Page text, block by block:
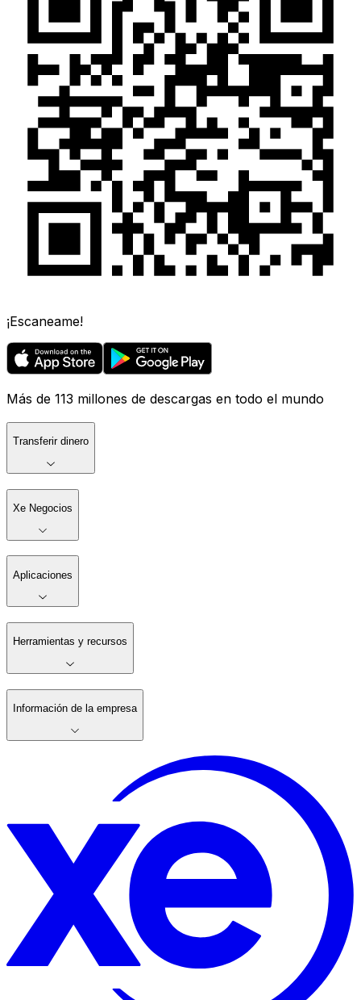
¡Escaneame!
Más de 113 millones de descargas en todo el mundo
Transferir dinero
Xe Negocios
Aplicaciones
Herramientas y recursos
Información de la empresa